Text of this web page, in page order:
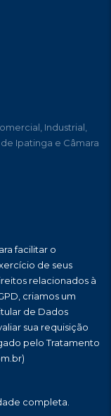
Industrial,
Ipatinga e Câmara
facilitar o
de seus
relacionados à
criamos um
de Dados
sua requisição
pelo Tratamento
completa.